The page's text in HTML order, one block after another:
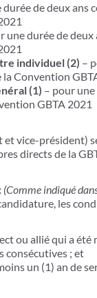
durée de deux ans
une durée de
individuel (2) –
la Convention
(1) – pour
GBTA 2021
vice-président)
directs de la
(Comme indiqué
les
ou allié qui a été
consécutives ; et
un (1) an de